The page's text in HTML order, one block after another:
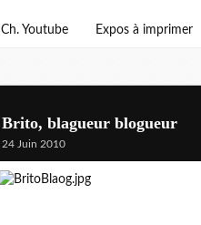
Ch. Youtube Expos à imprimer
Brito, blagueur blogueur
24 Juin 2010